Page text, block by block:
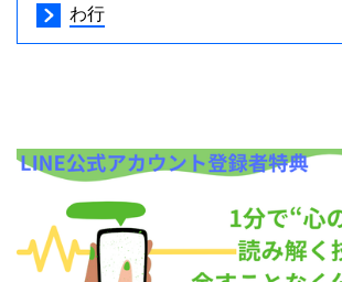
わ行